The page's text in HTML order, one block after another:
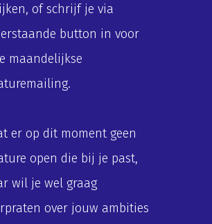
of schrijf je via
button in voor
maandelijkse
er op dit moment geen
open die bij je past,
wil je wel graag
over jouw ambities